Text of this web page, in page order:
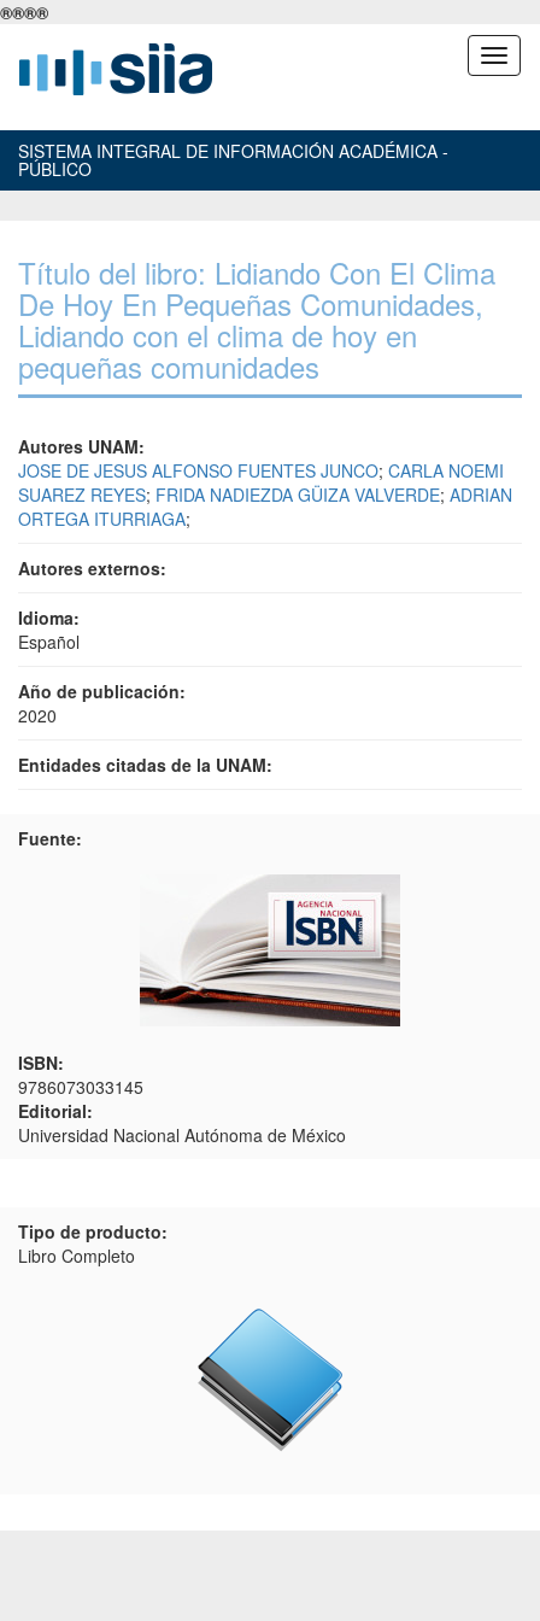
®®®®
SISTEMA INTEGRAL DE INFORMACIÓN ACADÉMICA -
PÚBLICO
Título del libro: Lidiando Con El Clima
De Hoy En Pequeñas Comunidades,
Lidiando con el clima de hoy en
pequeñas comunidades
Autores UNAM:
JOSE DE JESUS ALFONSO FUENTES JUNCO; CARLA NOEMI
SUAREZ REYES; FRIDA NADIEZDA GÜIZA VALVERDE; ADRIAN
ORTEGA ITURRIAGA;
Autores externos:
Idioma:
Español
Año de publicación:
2020
Entidades citadas de la UNAM:
Fuente:
ISBN:
9786073033145
Editorial:
Universidad Nacional Autónoma de México
Tipo de producto:
Libro Completo